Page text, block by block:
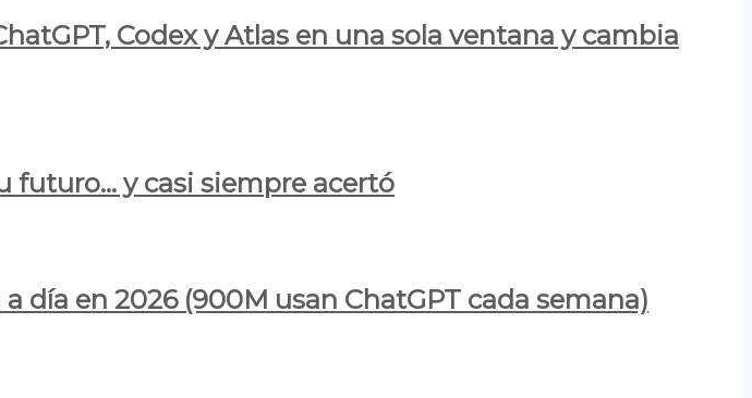
Codex y Atlas en una sola ventana y cambia
futuro… y casi siempre acertó
día en 2026 (900M usan ChatGPT cada semana)